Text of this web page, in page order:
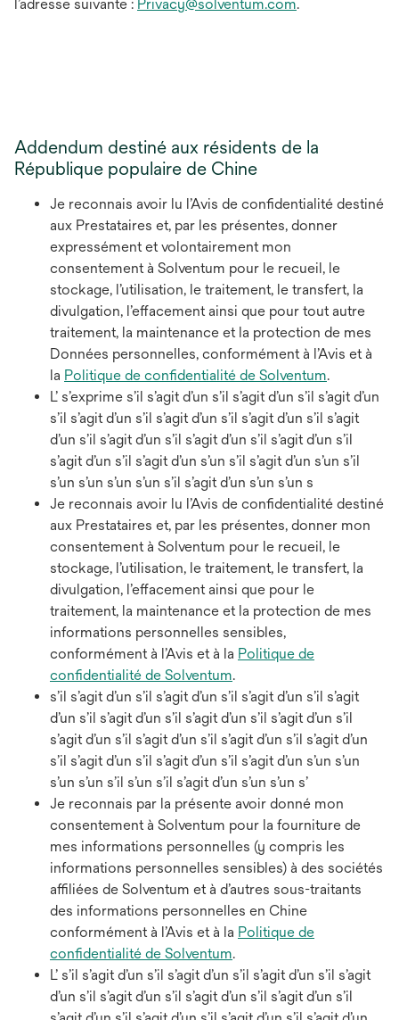
l’adresse suivante : Privacy@solventum.com.
Addendum destiné aux résidents de la
République populaire de Chine
Je reconnais avoir lu l’Avis de confidentialité destiné
aux Prestataires et, par les présentes, donner
expressément et volontairement mon
consentement à Solventum pour le recueil, le
stockage, l’utilisation, le traitement, le transfert, la
divulgation, l’effacement ainsi que pour tout autre
traitement, la maintenance et la protection de mes
Données personnelles, conformément à l’Avis et à
la Politique de confidentialité de Solventum.
L’ s’exprime s’il s’agit d’un s’il s’agit d’un s’il s’agit d’un
s’il s’agit d’un s’il s’agit d’un s’il s’agit d’un s’il s’agit
d’un s’il s’agit d’un s’il s’agit d’un s’il s’agit d’un s’il
s’agit d’un s’il s’agit d’un s’un s’il s’agit d’un s’un s’il
s’un s’un s’un s’un s’il s’agit d’un s’un s’un s
Je reconnais avoir lu l’Avis de confidentialité destiné
aux Prestataires et, par les présentes, donner mon
consentement à Solventum pour le recueil, le
stockage, l’utilisation, le traitement, le transfert, la
divulgation, l’effacement ainsi que pour le
traitement, la maintenance et la protection de mes
informations personnelles sensibles,
conformément à l’Avis et à la Politique de
confidentialité de Solventum.
s’il s’agit d’un s’il s’agit d’un s’il s’agit d’un s’il s’agit
d’un s’il s’agit d’un s’il s’agit d’un s’il s’agit d’un s’il
s’agit d’un s’il s’agit d’un s’il s’agit d’un s’il s’agit d’un
s’il s’agit d’un s’il s’agit d’un s’il s’agit d’un s’un s’un
s’un s’un s’il s’un s’il s’agit d’un s’un s’un s’
Je reconnais par la présente avoir donné mon
consentement à Solventum pour la fourniture de
mes informations personnelles (y compris les
informations personnelles sensibles) à des sociétés
affiliées de Solventum et à d’autres sous-traitants
des informations personnelles en Chine
conformément à l’Avis et à la Politique de
confidentialité de Solventum.
L’ s’il s’agit d’un s’il s’agit d’un s’il s’agit d’un s’il s’agit
d’un s’il s’agit d’un s’il s’agit d’un s’il s’agit d’un s’il